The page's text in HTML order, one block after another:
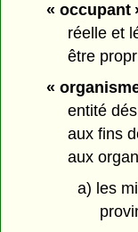
« occupant
réelle et
être
«
entité
aux fins
aux
a) les